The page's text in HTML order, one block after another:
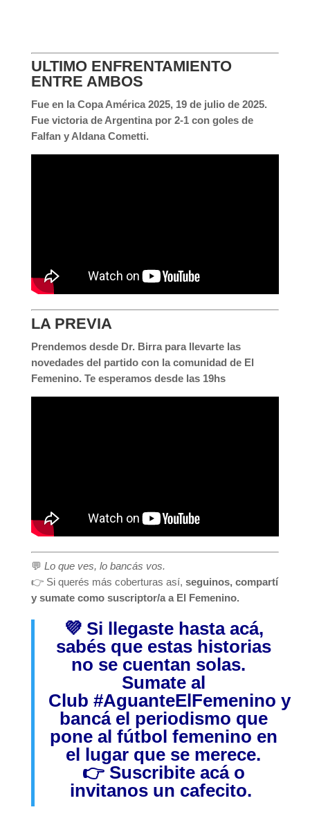
ULTIMO ENFRENTAMIENTO
ENTRE AMBOS
Fue en la Copa América 2025, 19 de julio de 2025.
Fue victoria de Argentina por 2-1 con goles de
Falfan y Aldana Cometti.
LA PREVIA
Prendemos desde Dr. Birra para llevarte las
novedades del partido con la comunidad de El
Femenino. Te esperamos desde las 19hs
💬 Lo que ves, lo bancás vos.
👉 Si querés más coberturas así, seguinos, compartí
y sumate como suscriptor/a a El Femenino.
💜 Si llegaste hasta acá,
sabés que estas historias
no se cuentan solas.
Sumate al
Club #AguanteElFemenino y
bancá el periodismo que
pone al fútbol femenino en
el lugar que se merece.
👉 Suscribite acáo
invitanos un cafecito.